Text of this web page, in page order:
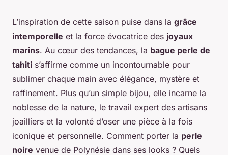
L’inspiration de cette saison puise dans la grâce
intemporelle et la force évocatrice des joyaux
marins. Au cœur des tendances, la bague perle de
tahiti s’affirme comme un incontournable pour
sublimer chaque main avec élégance, mystère et
raffinement. Plus qu’un simple bijou, elle incarne la
noblesse de la nature, le travail expert des artisans
joailliers et la volonté d’oser une pièce à la fois
iconique et personnelle. Comment porter la perle
noire venue de Polynésie dans ses looks ? Quels